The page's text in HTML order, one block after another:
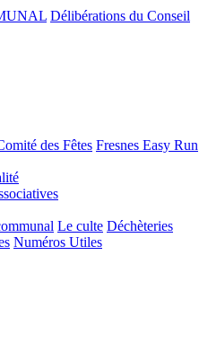
Délibérations du Conseil
des Fêtes Fresnes Easy Run
Le culte Déchèteries
Numéros Utiles